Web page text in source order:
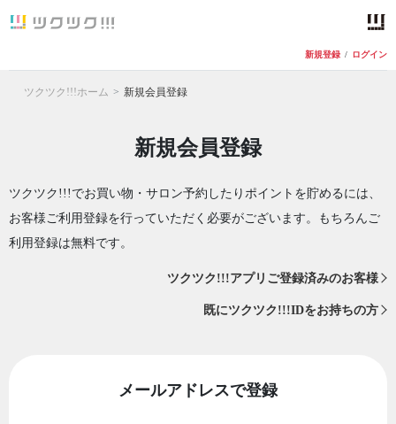
新規登録 / ログイン
ツクツク!!!ホーム 新規会員登録
新規会員登録
ツクツク!!!でお買い物・サロン予約したりポイントを貯めるには、
お客様ご利用登録を行っていただく必要がございます。もちろんご
利用登録は無料です。
ツクツク!!!アプリご登録済みのお客様
既にツクツク!!!IDをお持ちの方
メールアドレスで登録